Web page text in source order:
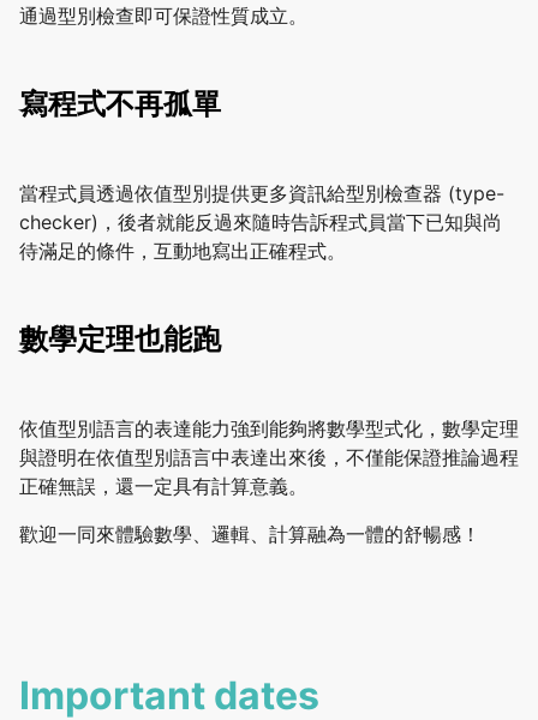
通過型別檢查即可保證性質成立。
寫程式不再孤單
當程式員透過依值型別提供更多資訊給型別檢查器 (type-
checker)，後者就能反過來隨時告訴程式員當下已知與尚
待滿足的條件，互動地寫出正確程式。
數學定理也能跑
依值型別語言的表達能力強到能夠將數學型式化，數學定理
與證明在依值型別語言中表達出來後，不僅能保證推論過程
正確無誤，還一定具有計算意義。
歡迎一同來體驗數學、邏輯、計算融為一體的舒暢感！
Important dates